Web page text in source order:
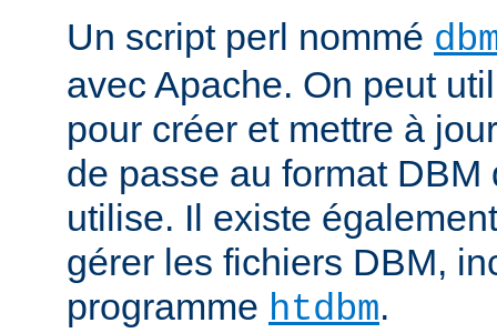
Un script perl nommé
avec Apache. On peut
pour créer et mettre à
de passe au format DBM
utilise. Il existe
gérer les fichiers DBM,
programme htdbm.